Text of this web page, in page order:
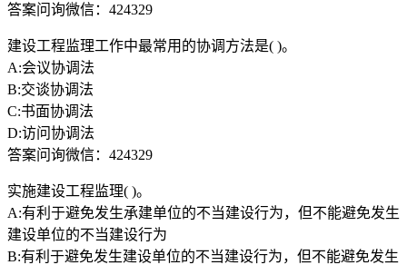
答案问询微信：424329
建设工程监理工作中最常用的协调方法是( )。
A:会议协调法
B:交谈协调法
C:书面协调法
D:访问协调法
答案问询微信：424329
实施建设工程监理( )。
A:有利于避免发生承建单位的不当建设行为，但不能避免发生
建设单位的不当建设行为
B:有利于避免发生建设单位的不当建设行为，但不能避免发生